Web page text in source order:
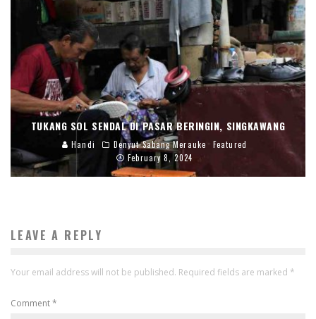
TUKANG SOL SENDAL DI PASAR BERINGIN, SINGKAWANG
Handi Denyut Sabang Merauke
Featured
February 8, 2024
LEAVE A REPLY
Your email address will not be published. Required fields are marked *
Comment*